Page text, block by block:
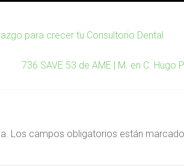
para crecer tu Consultorio Dental
736 SAVE 53 de AME | M. en C.
Los campos obligatorios están